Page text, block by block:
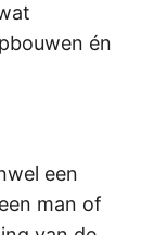
én
een
man of